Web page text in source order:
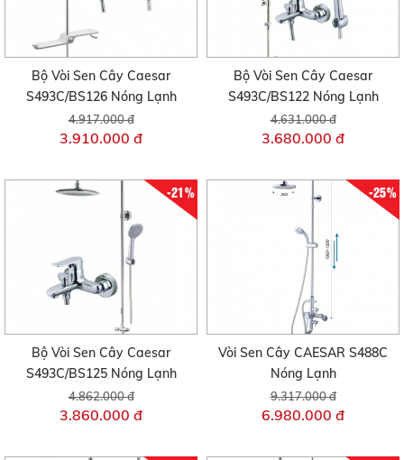
Bộ Vòi Sen Cây Caesar
S493C/BS126 Nóng Lạnh
4.917.000 đ
3.910.000 đ
Bộ Vòi Sen Cây Caesar
S493C/BS122 Nóng Lạnh
4.631.000 đ
3.680.000 đ
-21%
Bộ Vòi Sen Cây Caesar
S493C/BS125 Nóng Lạnh
4.862.000 đ
3.860.000 đ
-25%
Vòi Sen Cây CAESAR S488C
Nóng Lạnh
9.317.000 đ
6.980.000 đ